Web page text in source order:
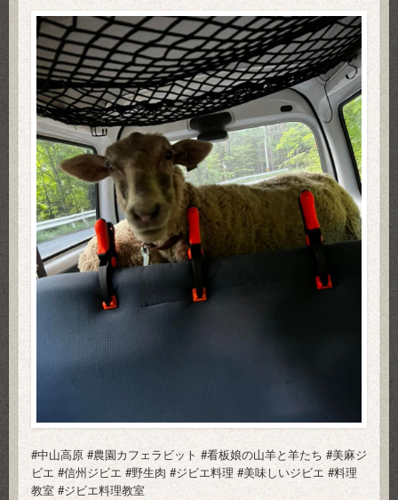
#中山高原 #農園カフェラビット #看板娘の山羊と羊たち #美麻ジ
ビエ #信州ジビエ #野生肉 #ジビエ料理 #美味しいジビエ #料理
教室 #ジビエ料理教室